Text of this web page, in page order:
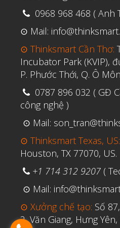
0968 968 468 ( Anh
⊙ Mail:
⊙ Thinksmart Cần Thơ:
Incubator Park (KVIP),
P. Phước Thới, Q. Ô
0787 896 032 ( GĐ
công nghệ )
⊙ Mail:
⊙ Thinksmart Texas, US:
Houston, TX 77070, US.
+1 714 312 9207 (
⊙ Mail:
⊙ Xưởng chế tạo: Số
2, Văn Giang, Hưng